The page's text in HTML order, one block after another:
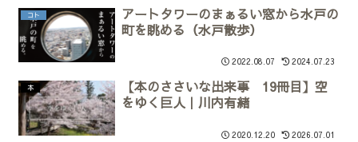
コト
アートタワーのまぁるい窓から水戸の
町を眺める（水戸散歩）
2022.08.07 2024.07.23
本
【本のささいな出来事 19冊目】空
をゆく巨人｜川内有緒
2020.12.20 2026.07.01